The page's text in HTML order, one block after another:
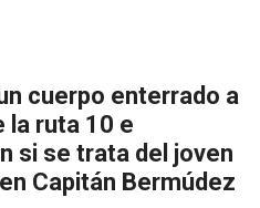
cuerpo enterrado a
la ruta 10 e
si se trata del joven
Capitán Bermúdez